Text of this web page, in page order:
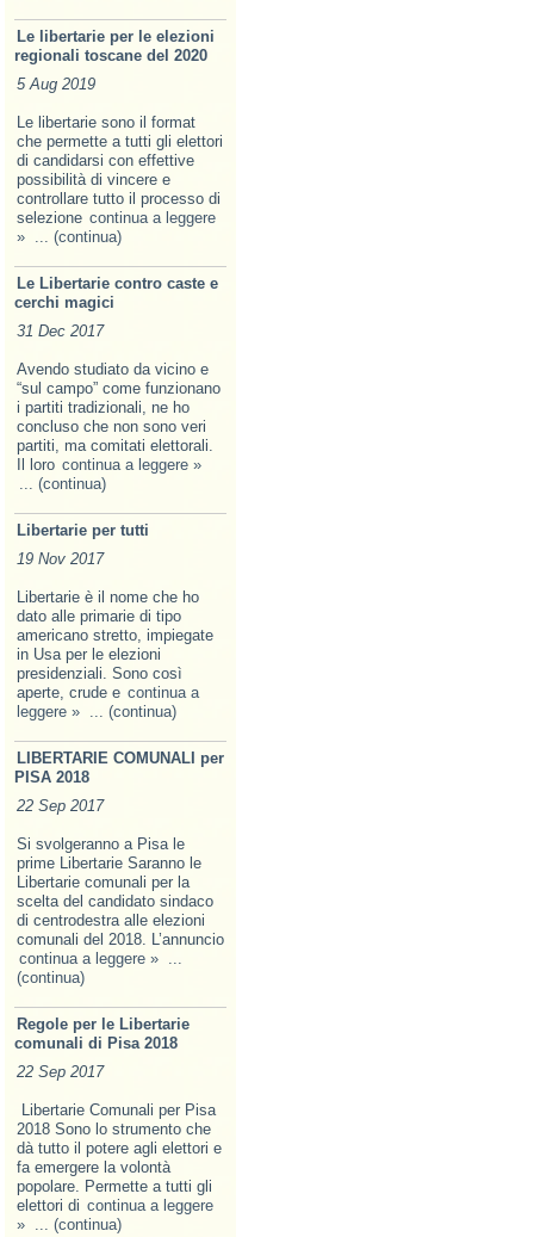
Le libertarie per le elezioni
regionali toscane del 2020
5 Aug 2019
Le libertarie sono il format
che permette a tutti gli elettori
di candidarsi con effettive
possibilità di vincere e
controllare tutto il processo di
selezione continua a leggere
» ... (continua)
Le Libertarie contro caste e
cerchi magici
31 Dec 2017
Avendo studiato da vicino e
“sul campo” come funzionano
i partiti tradizionali, ne ho
concluso che non sono veri
partiti, ma comitati elettorali.
Il loro continua a leggere »
... (continua)
Libertarie per tutti
19 Nov 2017
Libertarie è il nome che ho
dato alle primarie di tipo
americano stretto, impiegate
in Usa per le elezioni
presidenziali. Sono così
aperte, crude e continua a
leggere » ... (continua)
LIBERTARIE COMUNALI per
PISA 2018
22 Sep 2017
Si svolgeranno a Pisa le
prime Libertarie Saranno le
Libertarie comunali per la
scelta del candidato sindaco
di centrodestra alle elezioni
comunali del 2018. L’annuncio
continua a leggere » ...
(continua)
Regole per le Libertarie
comunali di Pisa 2018
22 Sep 2017
Libertarie Comunali per Pisa
2018 Sono lo strumento che
dà tutto il potere agli elettori e
fa emer­gere la volontà
popolare. Permette a tutti gli
elettori di continua a leggere
» ... (continua)